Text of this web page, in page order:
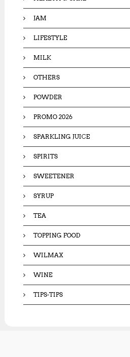
JAM
LIFESTYLE
MILK
OTHERS
POWDER
PROMO 2026
SPARKLING JUICE
SPIRITS
SWEETENER
SYRUP
TEA
TOPPING FOOD
WILMAX
WINE
TIPS-TIPS